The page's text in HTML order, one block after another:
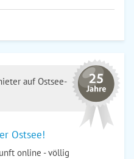
auf Ostsee-
Ostsee!
online - völlig